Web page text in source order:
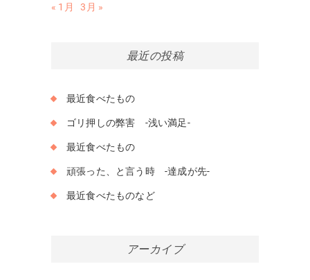
« 1月
3月 »
最近の投稿
最近食べたもの
ゴリ押しの弊害 -浅い満足-
最近食べたもの
頑張った、と言う時 -達成が先-
最近食べたものなど
アーカイブ